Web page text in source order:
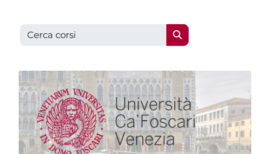
Cerca corsi
Cerca corsi